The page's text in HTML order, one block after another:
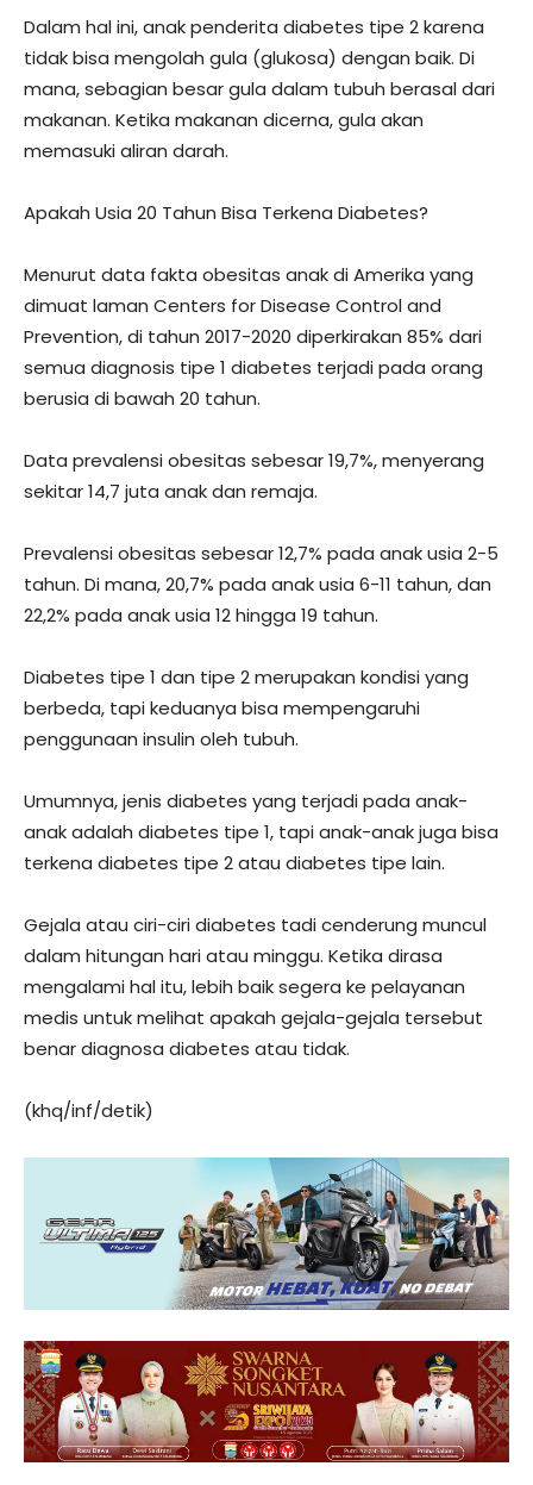
Dalam hal ini, anak penderita diabetes tipe 2 karena
tidak bisa mengolah gula (glukosa) dengan baik. Di
mana, sebagian besar gula dalam tubuh berasal dari
makanan. Ketika makanan dicerna, gula akan
memasuki aliran darah.
Apakah Usia 20 Tahun Bisa Terkena Diabetes?
Menurut data fakta obesitas anak di Amerika yang
dimuat laman Centers for Disease Control and
Prevention, di tahun 2017-2020 diperkirakan 85% dari
semua diagnosis tipe 1 diabetes terjadi pada orang
berusia di bawah 20 tahun.
Data prevalensi obesitas sebesar 19,7%, menyerang
sekitar 14,7 juta anak dan remaja.
Prevalensi obesitas sebesar 12,7% pada anak usia 2-5
tahun. Di mana, 20,7% pada anak usia 6-11 tahun, dan
22,2% pada anak usia 12 hingga 19 tahun.
Diabetes tipe 1 dan tipe 2 merupakan kondisi yang
berbeda, tapi keduanya bisa mempengaruhi
penggunaan insulin oleh tubuh.
Umumnya, jenis diabetes yang terjadi pada anak-
anak adalah diabetes tipe 1, tapi anak-anak juga bisa
terkena diabetes tipe 2 atau diabetes tipe lain.
Gejala atau ciri-ciri diabetes tadi cenderung muncul
dalam hitungan hari atau minggu. Ketika dirasa
mengalami hal itu, lebih baik segera ke pelayanan
medis untuk melihat apakah gejala-gejala tersebut
benar diagnosa diabetes atau tidak.
(khq/inf/detik)